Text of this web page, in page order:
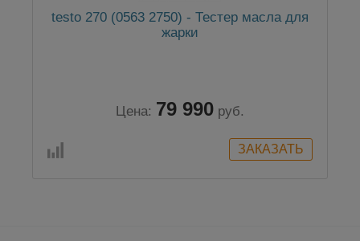
testo 270 (0563 2750) - Тестер масла для
жарки
Цена: 79 990 руб.